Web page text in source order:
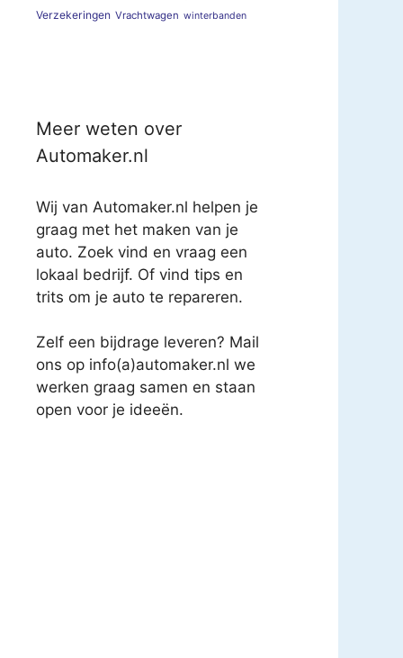
Verzekeringen Vrachtwagen winterbanden
Meer weten over
Automaker.nl
Wij van Automaker.nl helpen je
graag met het maken van je
auto. Zoek vind en vraag een
lokaal bedrijf. Of vind tips en
trits om je auto te repareren.
Zelf een bijdrage leveren? Mail
ons op info(a)automaker.nl we
werken graag samen en staan
open voor je ideeën.